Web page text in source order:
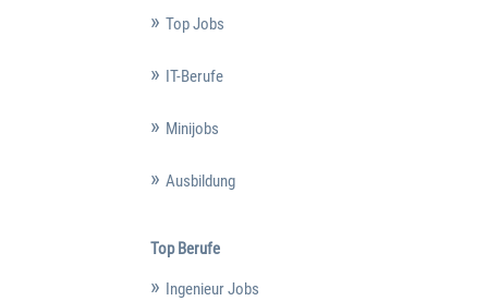
Top Jobs
IT-Berufe
Minijobs
Ausbildung
Top Berufe
Ingenieur Jobs